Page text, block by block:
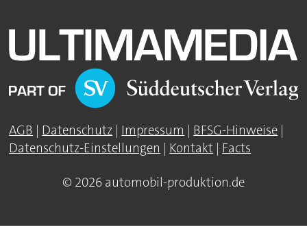
AGB | Datenschutz | Impressum | BFSG-Hinweise |
Datenschutz-Einstellungen | Kontakt | Facts
© 2026 automobil-produktion.de